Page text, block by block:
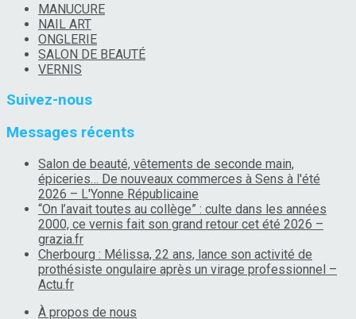
MANUCURE
NAIL ART
ONGLERIE
SALON DE BEAUTÉ
VERNIS
Suivez-nous
Messages récents
Salon de beauté, vêtements de seconde main,
épiceries… De nouveaux commerces à Sens à l'été
2026 – L'Yonne Républicaine
“On l’avait toutes au collège” : culte dans les années
2000, ce vernis fait son grand retour cet été 2026 –
grazia.fr
Cherbourg : Mélissa, 22 ans, lance son activité de
prothésiste ongulaire après un virage professionnel –
Actu.fr
À propos de nous